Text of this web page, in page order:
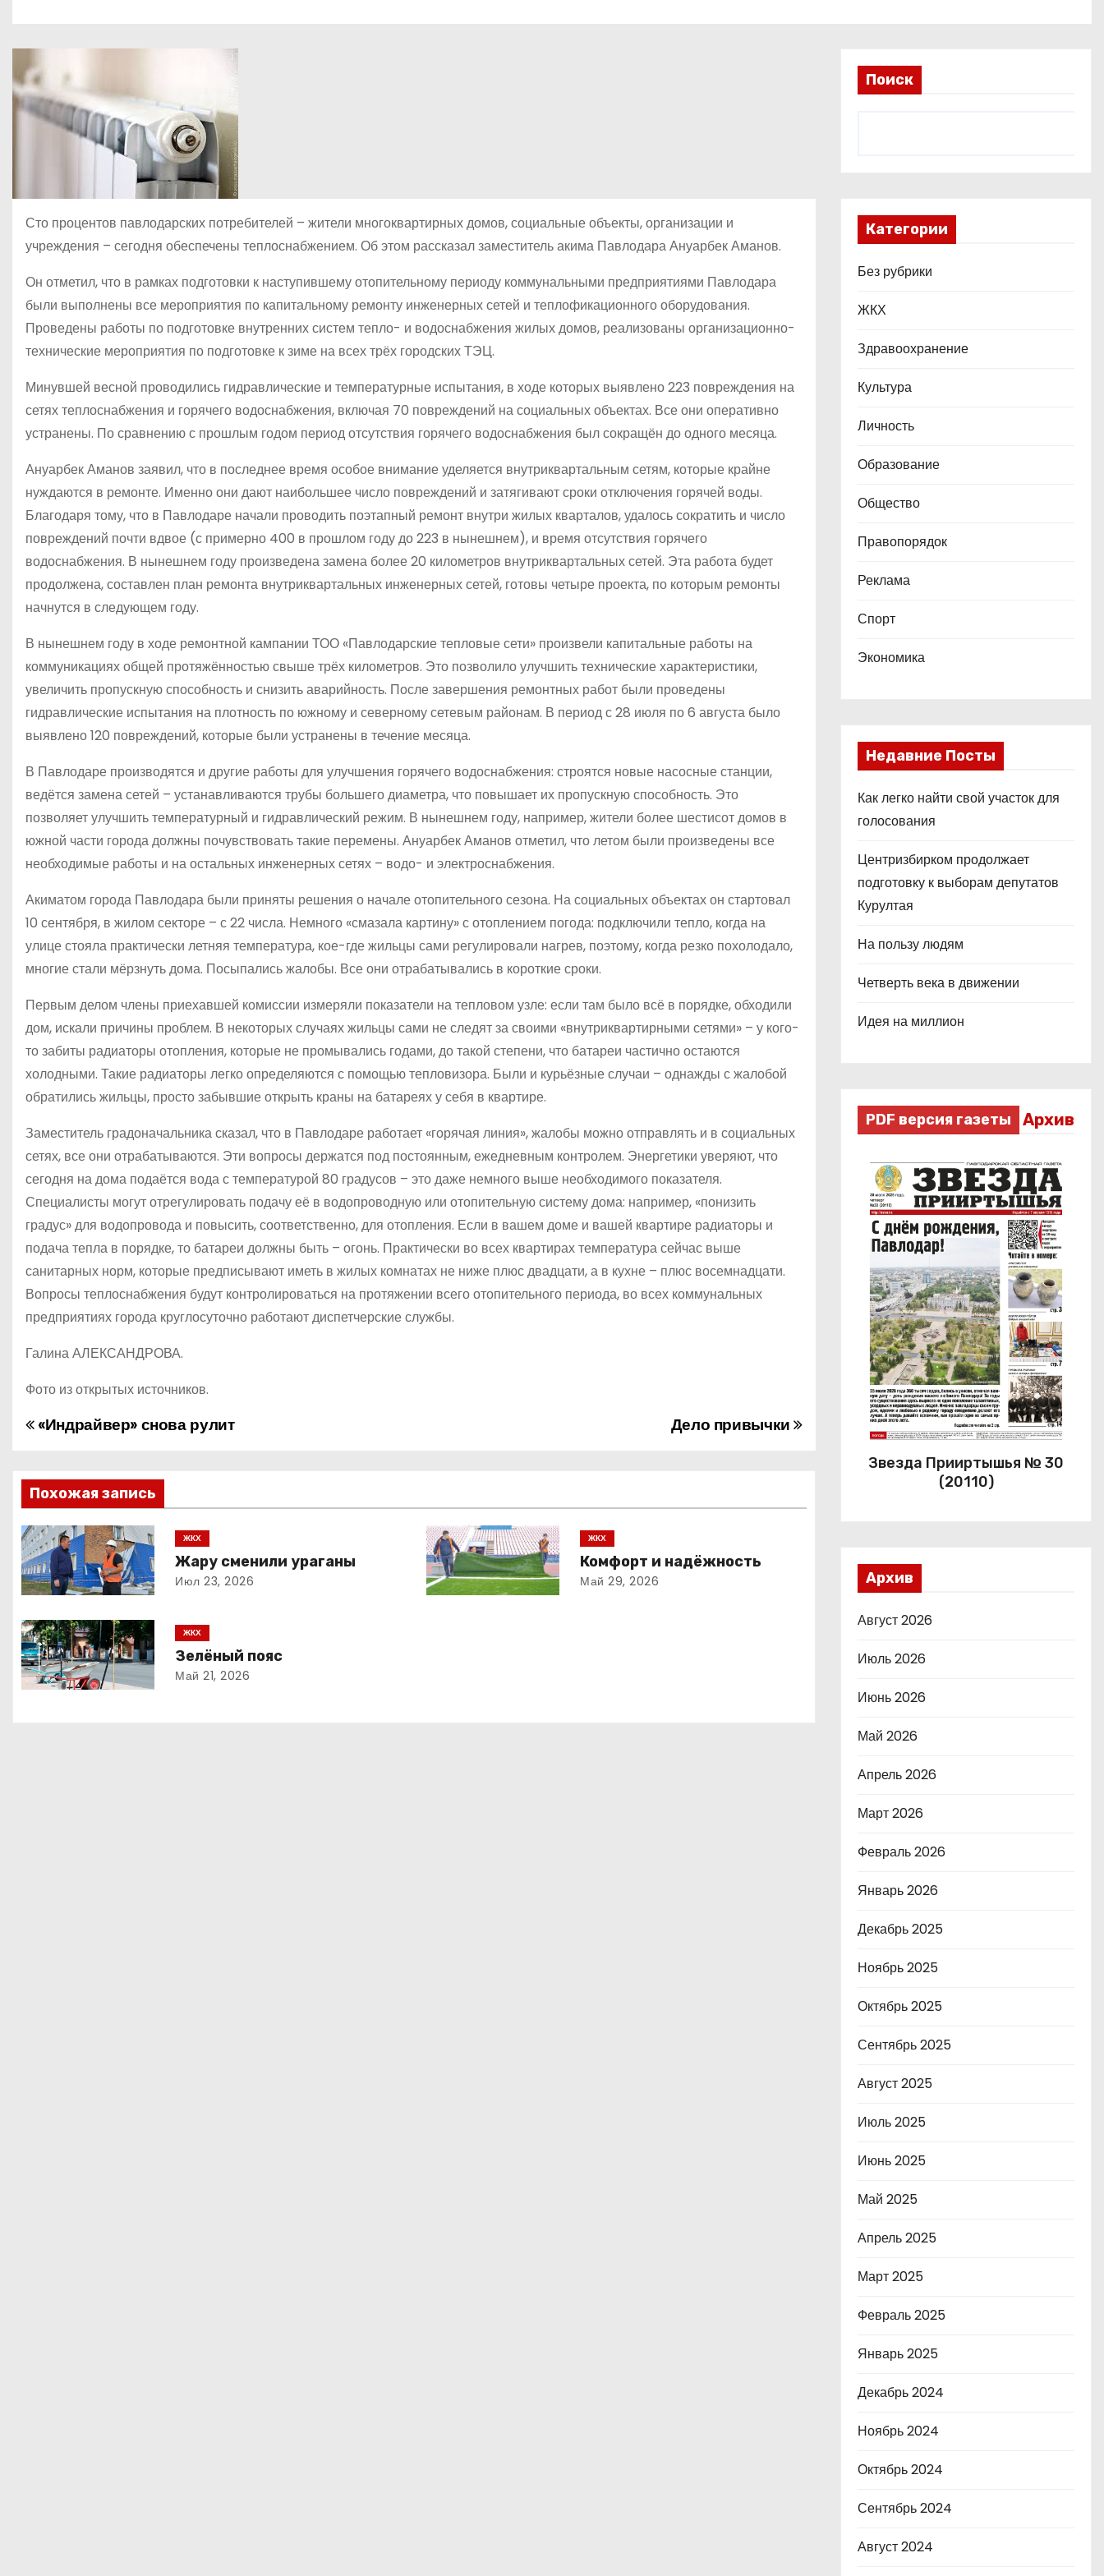
Сто процентов павлодарских потребителей – жители многоквартирных домов, социальные объекты, организации и
учреждения – сегодня обеспечены теплоснабжением. Об этом рассказал заместитель акима Павлодара Ануарбек Аманов.
Он отметил, что в рамках подготовки к наступившему отопительному периоду коммунальными предприятиями Павлодара
были выполнены все мероприятия по капитальному ремонту инженерных сетей и теплофикационного оборудования.
Проведены работы по подготовке внутренних систем тепло- и водоснабжения жилых домов, реализованы организационно-
технические мероприятия по подготовке к зиме на всех трёх городских ТЭЦ.
Минувшей весной проводились гидравлические и температурные испытания, в ходе которых выявлено 223 повреждения на
сетях теплоснабжения и горячего водоснабжения, включая 70 повреждений на социальных объектах. Все они оперативно
устранены. По сравнению с прошлым годом период отсутствия горячего водоснабжения был сокращён до одного месяца.
Ануарбек Аманов заявил, что в последнее время особое внимание уделяется внутри­квартальным сетям, которые крайне
нуждаются в ремонте. Именно они дают наибольшее число повреждений и затягивают сроки отключения горячей воды.
Благодаря тому, что в Павлодаре начали проводить поэтапный ремонт внутри жилых кварталов, удалось сократить и число
повреждений почти вдвое (с примерно 400 в прошлом году до 223 в нынешнем), и время отсутствия горячего
водоснабжения. В нынешнем году произведена замена более 20 километров внутриквартальных сетей. Эта работа будет
продолжена, составлен план ремонта внутриквартальных инженерных сетей, готовы четыре проекта, по которым ремонты
начнутся в следующем году.
В нынешнем году в ходе ремонтной кампании ТОО «Павлодарские тепловые сети» произвели капитальные работы на
коммуникациях общей протяжённостью свыше трёх километров. Это позволило улучшить технические характеристики,
увеличить пропускную способность и снизить аварийность. После завершения ремонтных работ были проведены
гидравлические испытания на плотность по южному и северному сетевым районам. В период с 28 июля по 6 августа было
выявлено 120 повреждений, которые были устранены в течение месяца.
В Павлодаре производятся и другие работы для улучшения горячего водоснабжения: строятся новые насосные станции,
ведётся замена сетей – устанавливаются трубы большего диаметра, что повышает их пропускную способность. Это
позволяет улучшить температурный и гидравлический режим. В нынешнем году, например, жители более шестисот домов в
южной части города должны почувствовать такие перемены. Ануарбек Аманов отметил, что летом были произведены все
необходимые работы и на остальных инженерных сетях – водо- и электроснабжения.
Акиматом города Павлодара были приняты решения о начале отопительного сезона. На социальных объектах он стартовал
10 сентября, в жилом секторе – с 22 числа. Немного «смазала картину» с отоплением погода: подключили тепло, когда на
улице стояла практически летняя температура, кое-где жильцы сами регулировали нагрев, поэтому, когда резко похолодало,
многие стали мёрзнуть дома. Посыпались жалобы. Все они отрабатывались в короткие сроки.
Первым делом члены приехавшей комиссии измеряли показатели на тепловом узле: если там было всё в порядке, обходили
дом, искали причины проблем. В некоторых случаях жильцы сами не следят за своими «внутриквартирными сетями» – у кого-
то забиты радиаторы отопления, которые не промывались годами, до такой степени, что батареи частично остаются
холодными. Такие радиаторы легко определяются с помощью тепловизора. Были и курьёзные случаи – однажды с жалобой
обратились жильцы, просто забывшие открыть краны на батареях у себя в квартире.
Заместитель градоначальника сказал, что в Павлодаре работает «горячая линия», жалобы можно отправлять и в социальных
сетях, все они отрабатываются. Эти вопросы держатся под постоянным, ежедневным контролем. Энергетики уверяют, что
сегодня на дома подаётся вода с температурой 80 градусов – это даже немного выше необходимого показателя.
Специалисты могут отрегулировать подачу её в водопроводную или отопительную систему дома: например, «понизить
градус» для водопровода и повысить, соответственно, для отопления. Если в вашем доме и вашей квартире радиаторы и
подача тепла в порядке, то батареи должны быть – огонь. Практически во всех квартирах температура сейчас выше
санитарных норм, которые предписывают иметь в жилых комнатах не ниже плюс двадцати, а в кухне – плюс восемнадцати.
Вопросы теплоснабжения будут контролироваться на протяжении всего отопительного периода, во всех коммунальных
предприятиях города круглосуточно работают диспетчерские службы.
Галина АЛЕКСАНДРОВА.
Фото из открытых источников.
Н
в
и
г
а
ц
и
Дело привычки
«Индрайвер» снова рулит
Похожая запись
ЖКХ
Жару сменили ураганы
Июл 23, 2026
ЖКХ
Комфорт и надёжность
Май 29, 2026
ЖКХ
Зелёный пояс
Май 21, 2026
Поиск
Категории
Без рубрики
ЖКХ
Здравоохранение
Культура
Личность
Образование
Общество
Правопорядок
Реклама
Спорт
Экономика
Недавние Посты
Как легко найти свой участок для
голосования
Центризбирком продолжает
подготовку к выборам депутатов
Курултая
На пользу людям
Четверть века в движении
Идея на миллион
PDF версия газеты Архив
Звезда Прииртышья № 30
(20110)
Архив
Август 2026
Июль 2026
Июнь 2026
Май 2026
Апрель 2026
Март 2026
Февраль 2026
Январь 2026
Декабрь 2025
Ноябрь 2025
Октябрь 2025
Сентябрь 2025
Август 2025
Июль 2025
Июнь 2025
Май 2025
Апрель 2025
Март 2025
Февраль 2025
Январь 2025
Декабрь 2024
Ноябрь 2024
Октябрь 2024
Сентябрь 2024
Август 2024